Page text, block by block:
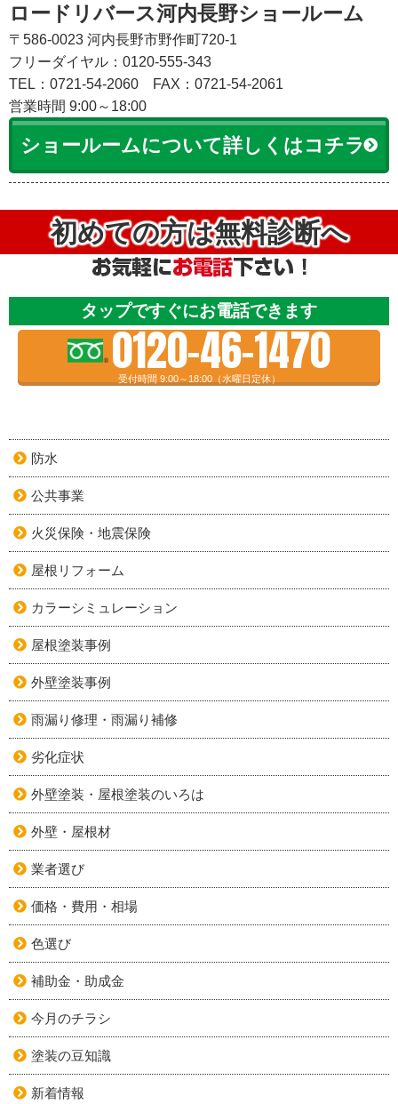
ロードリバース河内長野ショールーム
〒586-0023 河内長野市野作町720-1
フリーダイヤル：0120-555-343
TEL：0721-54-2060
FAX：0721-54-2061
営業時間 9:00～18:00
ショールームについて詳しくはコチラ
初めての方は無料診断へ
タップですぐにお電話できます
0120-46-1470
受付時間 9:00～18:00（水曜日定休）
防水
公共事業
火災保険・地震保険
屋根リフォーム
カラーシミュレーション
屋根塗装事例
外壁塗装事例
雨漏り修理・雨漏り補修
劣化症状
外壁塗装・屋根塗装のいろは
外壁・屋根材
業者選び
価格・費用・相場
色選び
補助金・助成金
今月のチラシ
塗装の豆知識
新着情報